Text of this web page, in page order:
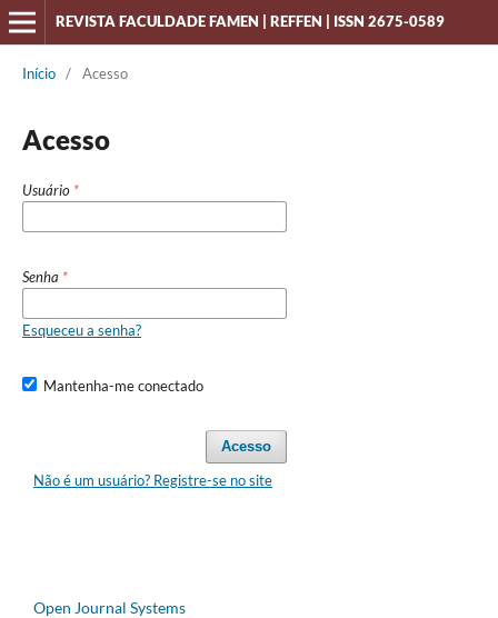
REVISTA FACULDADE FAMEN | REFFEN | ISSN 2675-0589
Início / Acesso
Acesso
Usuário *
Senha *
Esqueceu a senha?
Mantenha-me conectado
Acesso
Não é um usuário? Registre-se no site
Open Journal Systems